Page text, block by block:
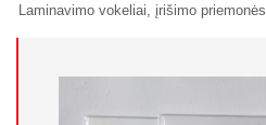
Laminavimo vokeliai, įrišimo priemonės